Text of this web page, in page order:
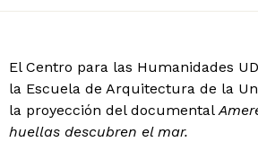
El Centro para las Humanidades
la Escuela de Arquitectura de la
la proyección del documental
huellas descubren el mar.